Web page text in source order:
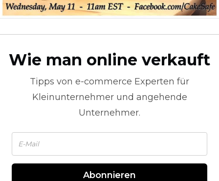
Wie man online verkauft
Tipps von e-commerce Experten für
Kleinunternehmer und angehende
Unternehmer.
Abonnieren